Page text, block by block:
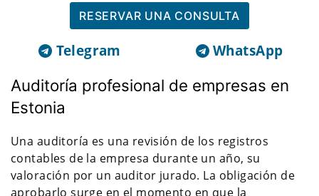
RESERVAR UNA CONSULTA
Telegram WhatsApp
Auditoría profesional de empresas en
Estonia
Una auditoría es una revisión de los registros
contables de la empresa durante un año, su
valoración por un auditor jurado. La obligación de
aprobarlo surge en el momento en que la